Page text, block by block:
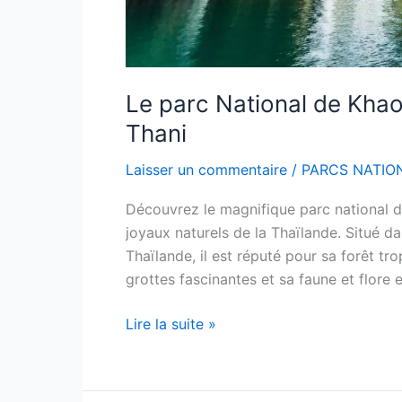
Le parc National de
Thani
Laisser un commentaire / PARCS
Découvrez le magnifique parc national
joyaux naturels de la Thaïlande. Situé
Thaïlande, il est réputé pour sa forêt
grottes fascinantes et sa faune et flore
Lire la suite »